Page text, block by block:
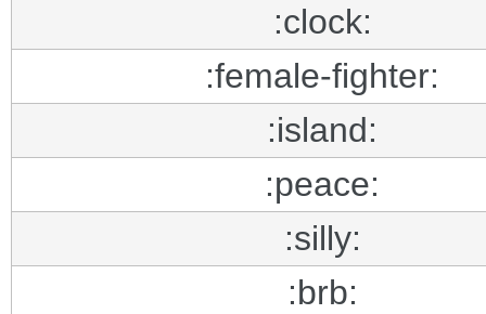
:clock:
:female-fighter:
:island:
:peace:
:silly:
:brb: